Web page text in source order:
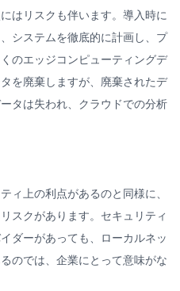
はリスクも伴います。導入時に
システムを徹底的に計画し、プ
のエッジコンピューティングデ
を廃棄しますが、廃棄されたデ
タは失われ、クラウドでの分析
ィ上の利点があるのと同様に、
スクがあります。セキュリティ
ダーがあっても、ローカルネッ
のでは、企業にとって意味がな